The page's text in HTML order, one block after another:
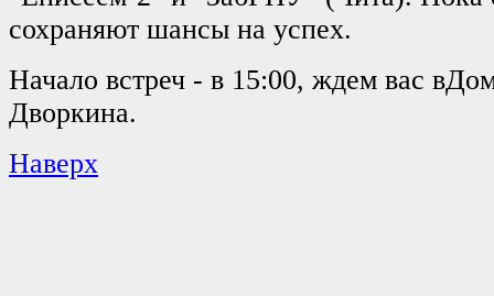
сохраняют шансы на успех.
Начало встреч - в 15:00, ждем вас
Дворкина.
Наверх